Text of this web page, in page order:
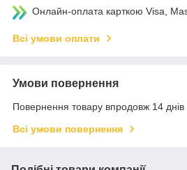
Онлайн-оплата карткою Visa,
Всі умови оплати
Умови повернення
Повернення товару впродовж 14 днів
Всі умови повернення